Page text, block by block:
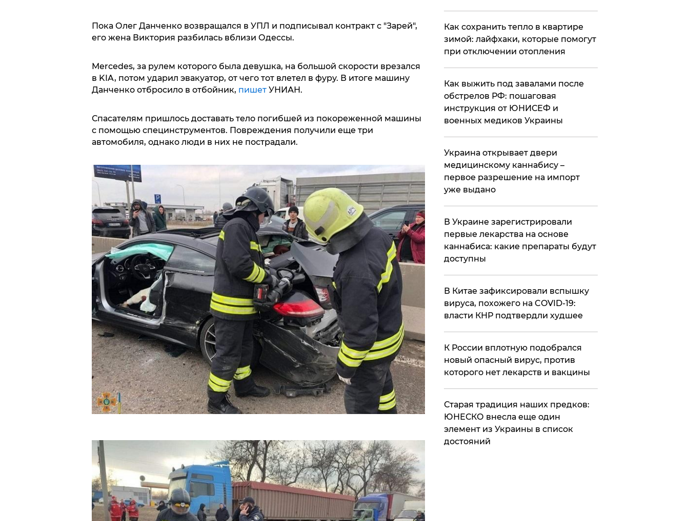
Пока Олег Данченко возвращался в УПЛ и подписывал контракт с "Зарей",
его жена Виктория разбилась вблизи Одессы.
Mercedes, за рулем которого была девушка, на большой скорости врезался
в KIA, потом ударил эвакуатор, от чего тот влетел в фуру. В итоге машину
Данченко отбросило в отбойник, пишет УНИАН.
Спасателям пришлось доставать тело погибшей из покореженной машины
с помощью специнструментов. Повреждения получили еще три
автомобиля, однако люди в них не пострадали.
​Как сохранить тепло в квартире
зимой: лайфхаки, которые помогут
при отключении отопления
Как выжить под завалами после
обстрелов РФ: пошаговая
инструкция от ЮНИСЕФ и
военных медиков Украины
Украина открывает двери
медицинскому каннабису –
первое разрешение на импорт
уже выдано
В Украине зарегистрировали
первые лекарства на основе
каннабиса: какие препараты будут
доступны
В Китае зафиксировали вспышку
вируса, похожего на COVID-19:
власти КНР подтвердли худшее
К России вплотную подобрался
новый опасный вирус, против
которого нет лекарств и вакцины
​Старая традиция наших предков:
ЮНЕСКО внесла еще один
элемент из Украины в список
достояний